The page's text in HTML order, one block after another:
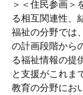
＞＜住民参画＞
る相互関連性、
福祉の分野では
の計画段階から
る福祉情報の提
と支援がこれま
教育の分野にお